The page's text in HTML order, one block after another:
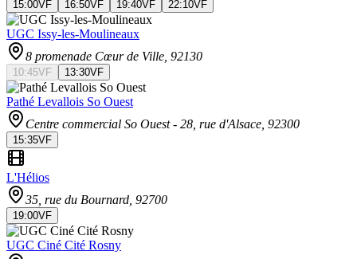
15:00VF 16:50VF 19:40VF 22:10VF
UGC Issy-les-Moulineaux
8 promenade Cœur de Ville , 92130
10:45VF 13:30VF
Pathé Levallois So Ouest
Centre commercial So Ouest - 28, rue d'Alsace , 92300
15:35VF
L'Hélios
35, rue du Bournard , 92700
19:00VF
UGC Ciné Cité Rosny